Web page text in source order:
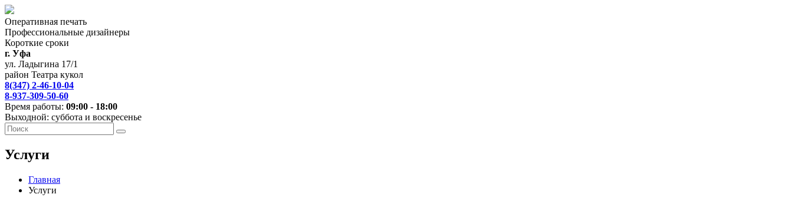
Оперативная печать
Профессиональные дизайнеры
Короткие сроки
г. Уфа
ул. Ладыгина 17/1
район Театра кукол
8(347) 2-46-10-04
8-937-309-50-60
Время работы: 09:00 - 18:00
Выходной: суббота и воскресенье
Услуги
Главная
Услуги